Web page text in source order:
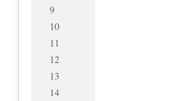
9
10
11
12
13
14